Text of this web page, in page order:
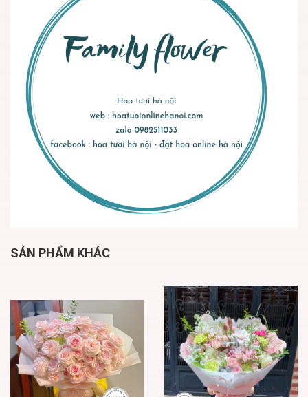
SẢN PHẨM KHÁC